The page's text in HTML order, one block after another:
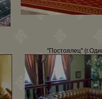
"Постоялец"